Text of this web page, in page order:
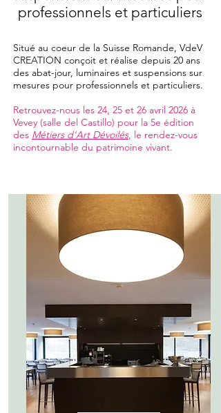
professionnels et particuliers
Situé au coeur de la Suisse Romande, VdeV
CREATION conçoit et réalise depuis 20 ans
des abat-jour, luminaires et suspensions sur
mesures pour professionnels et particuliers.
Retrouvez-nous les 24, 25 et 26 avril 2026 à
Vevey (salle del Castillo) pour la 5e édition
des Métiers d'Art Dévoilés, le rendez-vous
incontournable du patrimoine vivant.